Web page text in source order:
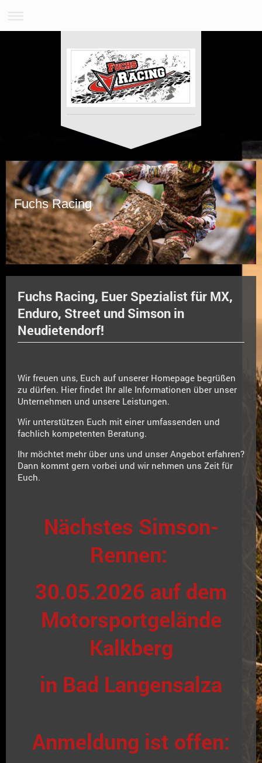
Fuchs Racing
Fuchs Racing, Euer Spezialist für MX,
Enduro, Street und Simson in
Neudietendorf!
Wir freuen uns, Euch auf unserer Homepage begrüßen
zu dürfen. Hier findet Ihr alle Informationen über unser
Unternehmen und unsere Leistungen.
Wir unterstützen Euch mit einer umfassenden und
fachlich kompetenten Beratung.
Ihr möchtet mehr über uns und unser Angebot erfahren?
Dann kommt gern vorbei und wir nehmen uns Zeit für
Euch.
Nächstes Simson-
Rennen:
30.05.2026 auf dem
Motorsportgelände
Kalkberg
in Bad Langensalza
Anmeldung ist offen: